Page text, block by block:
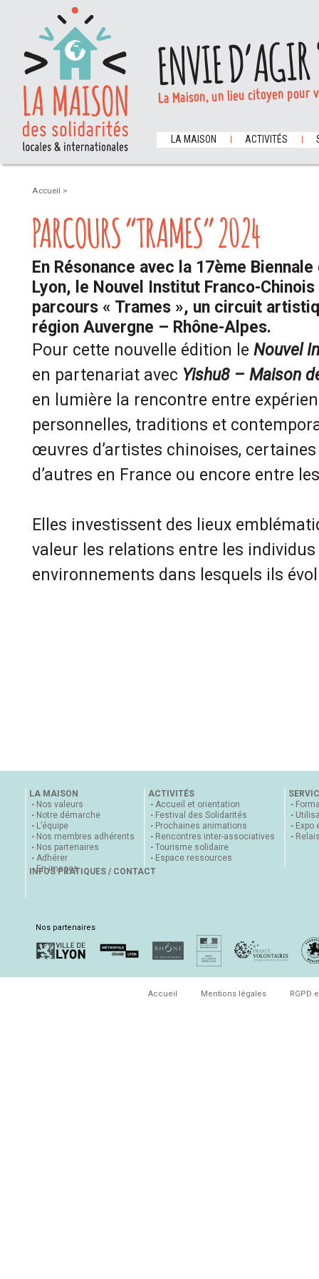
ENVIE
La Maison, un lieu citoyen
LA MAISON ACTIVITÉS
Accueil >
PARCOURS “TRAMES” 2024
En Résonance avec la 17ème
Lyon, le Nouvel Institut Franco-
parcours « Trames », un circuit
région Auvergne – Rhône-Alpes.
Pour cette nouvelle édition le Nouvel
en partenariat avec Yishu8 – Maison
en lumière la rencontre entre
personnelles, traditions et
œuvres d’artistes chinoises,
d’autres en France ou encore entre
Elles investissent des lieux
valeur les relations entre les
environnements dans lesquels ils
LA MAISON
Nos valeurs
Notre démarche
L’équipe
Nos membres adhérents
Nos partenaires
Adhérer
En images
ACTIVITÉS
Accueil et orientation
Festival des Solidarités
Prochaines animations
Rencontres inter-associatives
Tourisme solidaire
Espace ressources
Expo
INFOS PRATIQUES / CONTACT
Nos partenaires
Accueil Mentions légales RGPD